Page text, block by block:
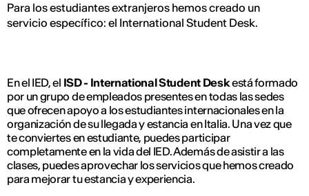
Para los estudiantes extranjeros hemos creado un
servicio específico: el International Student Desk.
En el IED, el ISD - International Student Deskestá formado
por un grupo de empleados presentes en todas las sedes
que ofrecen apoyo a los estudiantes internacionales en la
organización de su llegada y estancia en Italia. Una vez que
te conviertes en estudiante, puedes participar
completamente en la vida del IED. Además de asistir a las
clases, puedes aprovechar los servicios que hemos creado
para mejorar tu estancia y experiencia.